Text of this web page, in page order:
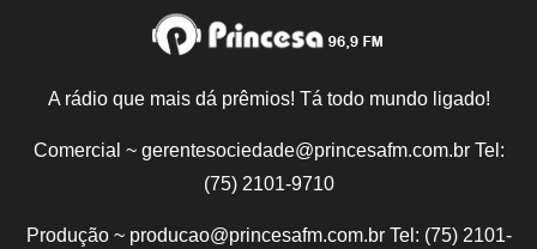
A rádio que mais dá prêmios! Tá todo mundo ligado!
Comercial ~ gerentesociedade@princesafm.com.br Tel:
(75) 2101-9710
Produção ~ producao@princesafm.com.br Tel: (75) 2101-